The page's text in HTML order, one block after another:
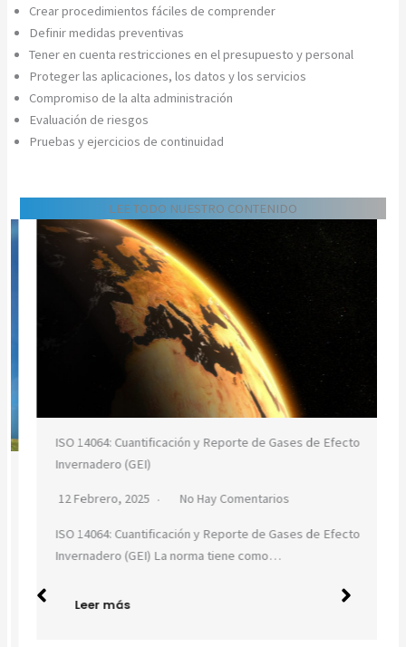
Crear procedimientos fáciles de comprender
Definir medidas preventivas
Tener en cuenta restricciones en el presupuesto y personal
Proteger las aplicaciones, los datos y los servicios
Compromiso de la alta administración
Evaluación de riesgos
Pruebas y ejercicios de continuidad
LEE TODO NUESTRO CONTENIDO
ISO 14064: Cuantificación y Reporte de Gases de Efecto
Invernadero (GEI)
12 Febrero, 2025 No Hay Comentarios
ISO 14064: Cuantificación y Reporte de Gases de Efecto
Invernadero (GEI) La norma tiene como…
Leer más